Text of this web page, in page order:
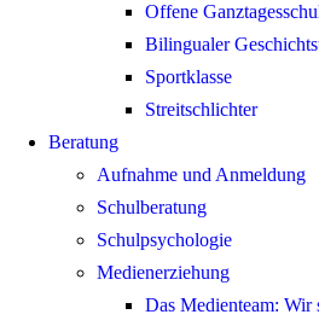
Offene
Bilingualer
Sportklasse
Streitschlichter
Beratung
Aufnahme und Anmeldung
Schulberatung
Schulpsychologie
Medienerziehung
Das Medienteam: Wir